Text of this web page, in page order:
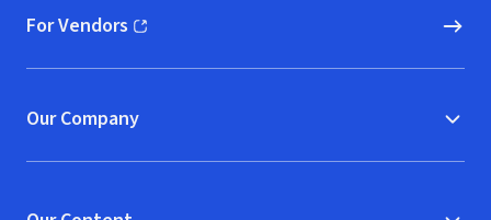
For Vendors
(opens in new window)
Our Company